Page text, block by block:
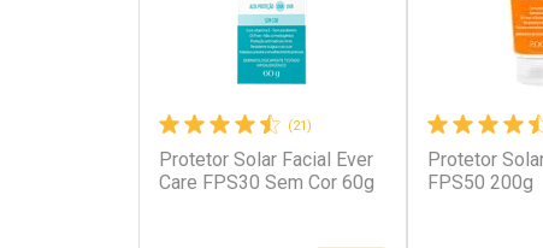
Ativar Desconto Ativar
(21)
Protetor Solar Facial Ever
Care FPS30 Sem Cor 60g
Protetor
FPS50 200g